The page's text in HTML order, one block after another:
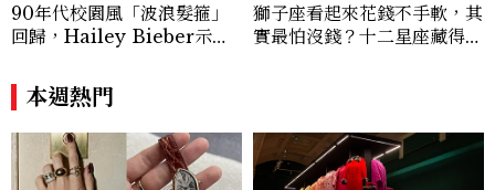
90年代校園風「波浪髮箍」
回歸，Hailey Bieber示範
u髮箍未開賣先爆紅！
獅子座看起來花錢不手軟，其
實最怕沒錢？十二星座藏得最
本週熱門